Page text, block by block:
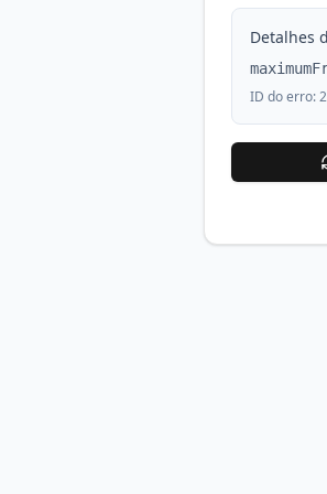
Detalhes
ID do erro: